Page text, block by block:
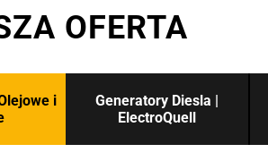
OFERTA
i
Generatory Diesla |
ElectroQuell